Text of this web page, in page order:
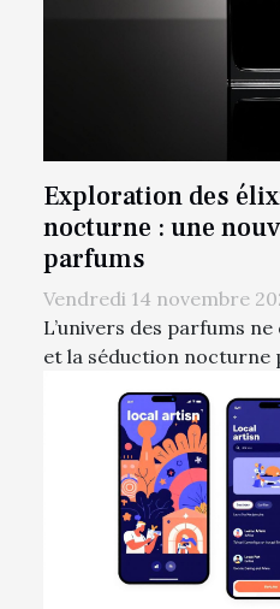
Exploration des
nocturne : une
parfums
Vendredi 14 novembre
L’univers des parfums
et la séduction nocturne